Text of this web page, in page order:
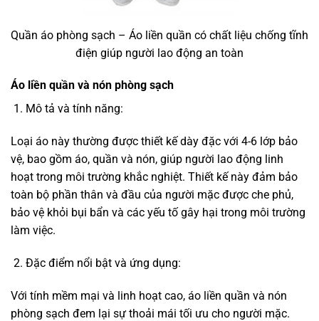
Quần áo phòng sạch – Áo liền quần có chất liệu chống tĩnh
điện giúp người lao động an toàn
Áo liền quần và nón phòng sạch
Mô tả và tính năng:
Loại áo này thường được thiết kế dày đặc với 4-6 lớp bảo
vệ, bao gồm áo, quần và nón, giúp người lao động linh
hoạt trong môi trường khắc nghiệt. Thiết kế này đảm bảo
toàn bộ phần thân và đầu của người mặc được che phủ,
bảo vệ khỏi bụi bẩn và các yếu tố gây hại trong môi trường
làm việc.
Đặc điểm nổi bật và ứng dụng:
Với tính mềm mại và linh hoạt cao, áo liền quần và nón
phòng sạch đem lại sự thoải mái tối ưu cho người mặc.